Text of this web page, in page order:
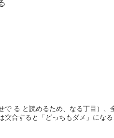
る と読めるため、なる丁目）、
突合すると「どっちもダメ」にな